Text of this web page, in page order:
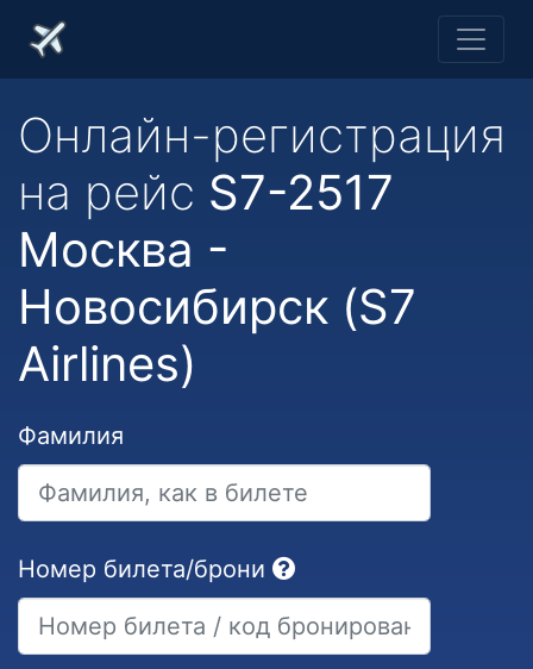
Онлайн-регистрация
на рейс S7-2517
Москва -
Новосибирск (S7
Airlines)
Фамилия
Номер билета/брони